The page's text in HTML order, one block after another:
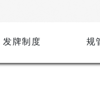
发牌制度 规